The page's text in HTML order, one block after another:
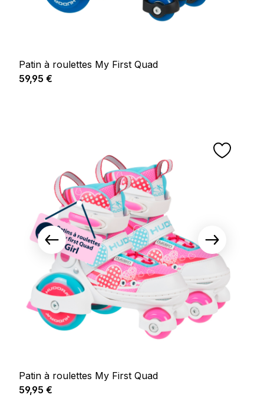
Patin à roulettes My First Quad
Prix régulier :
59,95 €
Patin à roulettes My First Quad
Prix régulier :
59,95 €